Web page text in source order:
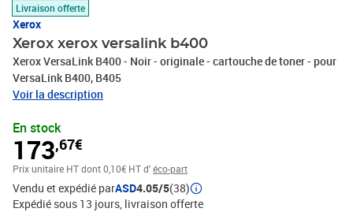
Livraison offerte
Xerox
Xerox xerox versalink b400
Xerox VersaLink B400 - Noir - originale - cartouche de toner - pour
VersaLink B400, B405
Voir la description
En stock
173,67€
Prix unitaire HTdont 0,10€ HT d'éco-part
Vendu et expédié parASD4.05/5(38)
Expédié sous 13 jours livraison offerte